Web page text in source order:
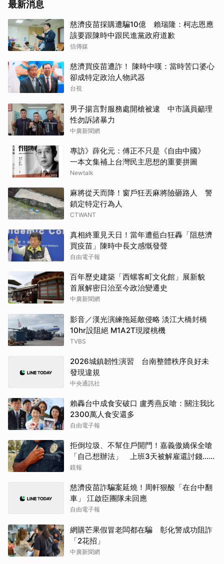
最新消息
慈濟疫苗採購遭騙10億 賴瑞隆：柯志恩應
該要跟陳時中跟民進黨政府道歉
信傳媒
慈濟買疫苗遭詐！ 陳時中嘆：當時苦口婆心
卻成特定政治人物武器
台視
男子揚言對服務處開槍被逮 中市議員籲理
性勿訴諸暴力
中廣新聞網
專訪》薛化元：傅正不只是《自由中國》
一本文集補上台灣民主思想的重要拼圖
Newtalk
麻將從天而降！窗戶狂丟麻將險砸路人 警
鎖定特定行為人
CTWANT
真相終重見天日！當年遭藍白狂轟「阻慈濟
買疫苗」陳時中長文感慨發聲
自由電子報
百年歷史建築「西螺客町文化館」展新貌
首展解密日治至今政治變遷史
中廣新聞網
影音／漢光演練拖延敵侵略 淡江大橋封橋
10hr設阻絕 M1A2T現蹤桃機
TVBS
2026城鎮韌性演習 台南整體秩序良好未
發現違規
中央通訊社
賴轟台中成食安破口 盧秀燕反嗆：關注我比
2300萬人食安還多
自由電子報
拒倒垃圾、不幫住戶開門！嘉義傲嬌保全嗆
「自己想辦法」 上班3天被解雇還討錢...法
官判付薪
鏡報
慈濟疫苗詐騙案延燒！周軒狠酸「在台中翻
車」 江啟臣團隊未回應
自由電子報
網購芒果假冒老闆都在騙 彰化警成功阻詐
「2花招」
中廣新聞網